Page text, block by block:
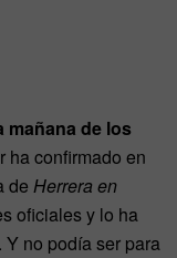
mañana de los
ha confirmado en
de Herrera en
oficiales y lo ha
no podía ser para